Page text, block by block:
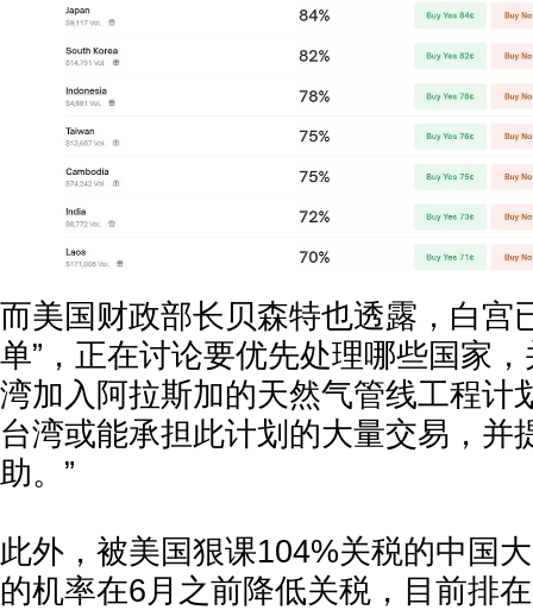
而美国财政部长贝森特也透露，白宫
单”，正在讨论要优先处理哪些国家
湾加入阿拉斯加的天然气管线工程计
台湾或能承担此计划的大量交易，并
助。”
此外，被美国狠课104%关税的中国
的机率在6月之前降低关税，目前排